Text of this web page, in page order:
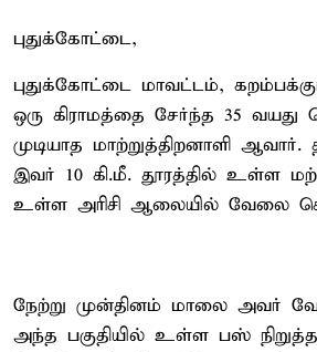
புதுக்கோட்டை,
புதுக்கோட்டை மாவட்டம்,
ஒரு கிராமத்தை சேர்ந்த 35
முடியாத மாற்றுத்திறனாளி ஆவார்.
இவர் 10 கி.மீ. தூரத்தில் உள்ள
உள்ள அரிசி ஆலையில் வேலை
நேற்று முன்தினம் மாலை அவர்
அந்த பகுதியில் உள்ள பஸ்